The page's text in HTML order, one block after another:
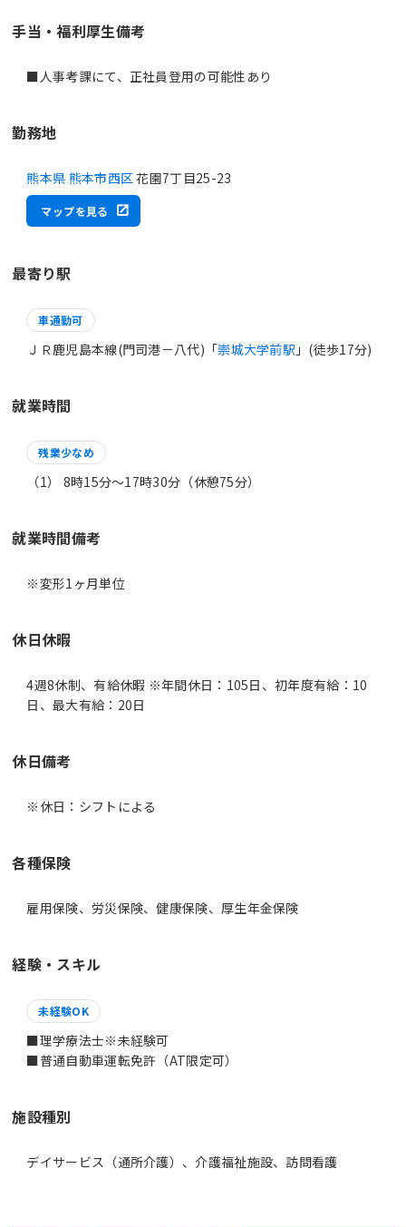
手当・福利厚生備考
■人事考課にて、正社員登用の可能性あり
勤務地
熊本県 熊本市西区花園7丁目25-23
マップを見る
最寄り駅
車通勤可
ＪＲ鹿児島本線(門司港－八代)「崇城大学前駅 」(徒歩17分)
就業時間
残業少なめ
（1） 8時15分〜17時30分（休憩75分）
就業時間備考
※変形1ヶ月単位
休日休暇
4週8休制、有給休暇 ※年間休日：105日、初年度有給：10
日、最大有給：20日
休日備考
※休日：シフトによる
各種保険
雇用保険、労災保険、健康保険、厚生年金保険
経験・スキル
未経験OK
■理学療法士※未経験可
施設種別
デイサービス（通所介護）、介護福祉施設、訪問看護